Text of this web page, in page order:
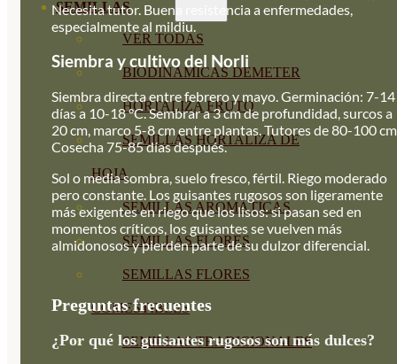
SEMILLAS
VER TODAS
BIODINÁMICAS DEMETER
HORTALIZA FRUTO
SEMILLAS HORTALIZA DE
HOJA
SEMILLAS AROMÁTICAS
SEMILLAS FLORES
SEMILLAS FLORES
COMESTIBLES
SEMILLAS TRADICIONALES
Necesita tutor. Buena resistencia a enfermedades,
especialmente al mildiu.
Siembra y cultivo del Norli
Siembra directa entre febrero y mayo. Germinación: 7-14
días a 10-18 °C. Sembrar a 3 cm de profundidad, surcos a
20 cm, marco 5-8 cm entre plantas. Tutores de 80-100
Cosecha 75-85 días después.
Sol o media sombra, suelo fresco, fértil. Riego moderado
pero constante. Los guisantes rugosos son ligeramente
más exigentes en riego que los lisos: si pasan sed en
momentos críticos, los guisantes se vuelven más
almidonosos y pierden parte de su dulzor diferencial.
Preguntas frecuentes
¿Por qué los guisantes rugosos son más dulces?